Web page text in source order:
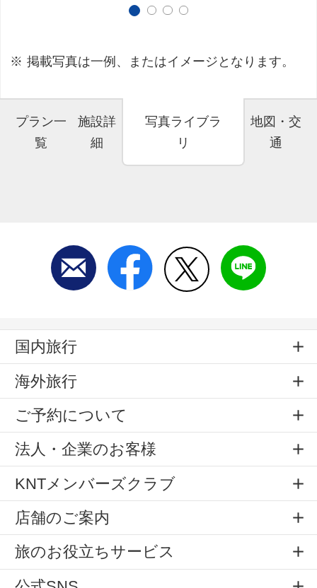
掲載写真は一例、またはイメージとなります。
プラン一
覧
施設詳
細
写真ライブラ
リ
地図・交
通
国内旅行
海外旅行
ご予約について
法人・企業のお客様
KNTメンバーズクラブ
店舗のご案内
旅のお役立ちサービス